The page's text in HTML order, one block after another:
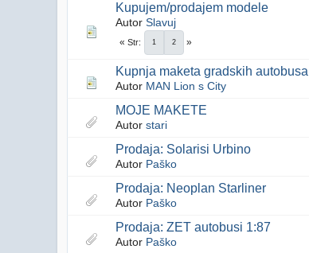
Kupujem/prodajem modele
Autor Slavuj
Str 1 2
Kupnja maketa gradskih autobusa
Autor MAN Lion s City
MOJE MAKETE
Autor stari
Prodaja: Solarisi Urbino
Autor Paško
Prodaja: Neoplan Starliner
Autor Paško
Prodaja: ZET autobusi 1:87
Autor Paško